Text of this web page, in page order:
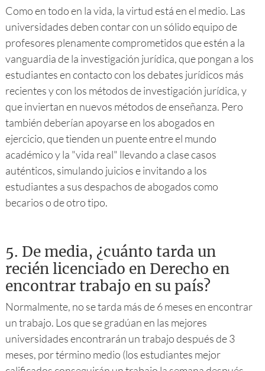
Como en todo en la vida, la virtud está en el medio. Las
universidades deben contar con un sólido equipo de
profesores plenamente comprometidos que estén a la
vanguardia de la investigación jurídica, que pongan a los
estudiantes en contacto con los debates jurídicos más
recientes y con los métodos de investigación jurídica, y
que inviertan en nuevos métodos de enseñanza. Pero
también deberían apoyarse en los abogados en
ejercicio, que tienden un puente entre el mundo
académico y la "vida real" llevando a clase casos
auténticos, simulando juicios e invitando a los
estudiantes a sus despachos de abogados como
becarios o de otro tipo.
5. De media, ¿cuánto tarda un
recién licenciado en Derecho en
encontrar trabajo en su país?
Normalmente, no se tarda más de 6 meses en encontrar
un trabajo. Los que se gradúan en las mejores
universidades encontrarán un trabajo después de 3
meses, por término medio (los estudiantes mejor